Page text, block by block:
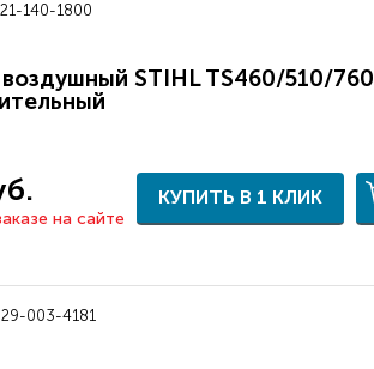
140-1800
STIHL TS460/510/760
на сайте
КУПИТЬ В 1 КЛИК
003-4181